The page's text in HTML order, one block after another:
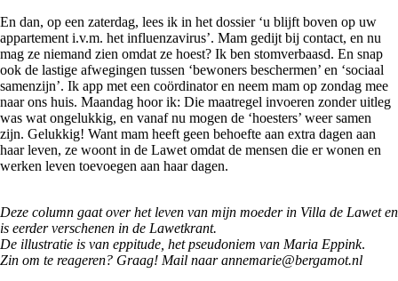
En dan, op een zaterdag, lees ik in het dossier ‘u blijft boven op uw
appartement i.v.m. het influenzavirus’. Mam gedijt bij contact, en nu
mag ze niemand zien omdat ze hoest? Ik ben stomverbaasd. En snap
ook de lastige afwegingen tussen ‘bewoners beschermen’ en ‘sociaal
samenzijn’. Ik app met een coördinator en neem mam op zondag mee
naar ons huis. Maandag hoor ik: Die maatregel invoeren zonder uitleg
was wat ongelukkig, en vanaf nu mogen de ‘hoesters’ weer samen
zijn. Gelukkig! Want mam heeft geen behoefte aan extra dagen aan
haar leven, ze woont in de Lawet omdat de mensen die er wonen en
werken leven toevoegen aan haar dagen.
Deze column gaat over het leven van mijn moeder in Villa de Lawet en
is eerder verschenen in de Lawetkrant.
De illustratie is van eppitude, het pseudoniem van Maria Eppink.
Zin om te reageren? Graag! Mail naar annemarie@bergamot.nl